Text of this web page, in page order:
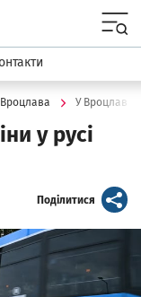
Вроцлава У Вроцлаві
у русі
Поділитися artykuł